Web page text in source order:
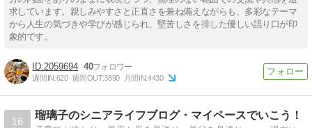
求しています。親しみやすさと正直さを兼ね備えながらも、多彩なテーマ
から人生の気づきや学びが感じられ、堅苦しさを排した優しい語り口が印
象的です。
2059694 40
週間IN:620 週間OUT:3890 月間IN:4430
16
瑠璃子のシニアライフブログ・マイペースでいこう！